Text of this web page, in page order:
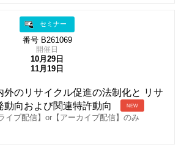
セミナー
番号 B261069
開催日
10月29日
11月19日
外のリサイクル促進の法制化と リサ
動向および関連特許動向
NEW
イブ配信】or【アーカイブ配信】のみ